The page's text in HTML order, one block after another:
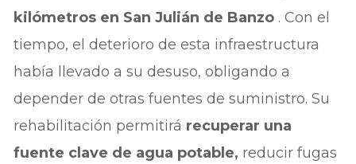
kilómetros en San Julián de Banzo . Con el
tiempo, el deterioro de esta infraestructura
había llevado a su desuso, obligando a
depender de otras fuentes de suministro. Su
rehabilitación permitirá recuperar una
fuente clave de agua potable, reducir fugas